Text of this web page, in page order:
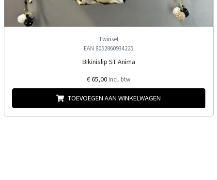
Twinset
EAN 8052860934225
Bikinislip ST Anima
€ 65,00 Incl. btw
TOEVOEGEN AAN WINKELWAGEN